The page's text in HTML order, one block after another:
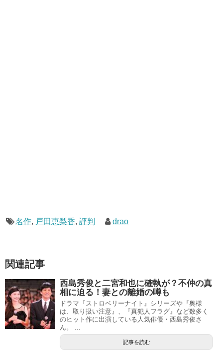
名作, 戸田恵梨香, 評判 drao
関連記事
西島秀俊と二宮和也に確執が？不仲の真
相に迫る！妻との離婚の噂も
ドラマ『ストロベリーナイト』シリーズや『奥様
は、取り扱い注意』、『真犯人フラグ』など数多く
のヒット作に出演している人気俳優・西島秀俊さ
ん。 ...
記事を読む